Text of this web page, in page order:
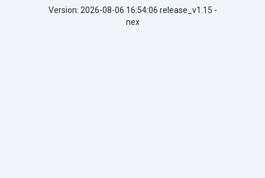
Version: 2026-08-06 16:54:06 release_v1.15 -
nex